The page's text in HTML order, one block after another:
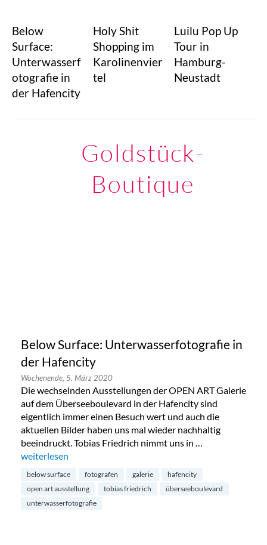
Below
Surface:
Unterwasserf
otografie in
der Hafencity
Holy Shit
Shopping im
Karolinenvier
tel
Luilu Pop Up
Tour in
Hamburg-
Neustadt
Goldstück-
Boutique
Below Surface: Unterwasserfotografie in
der Hafencity
Wochenende, 5. März 2020
Die wechselnden Ausstellungen der OPEN ART Galerie
auf dem Überseeboulevard in der Hafencity sind
eigentlich immer einen Besuch wert und auch die
aktuellen Bilder haben uns mal wieder nachhaltig
beeindruckt. Tobias Friedrich nimmt uns in …
„Below Surface: Unterwasserfotografie in der Hafencity“
weiterlesen
below surface fotografen galerie
hafencity
open art ausstellung
tobias friedrich
überseeboulevard
unterwasserfotografie